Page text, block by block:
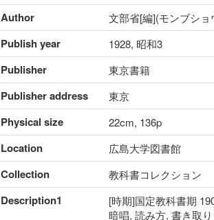
Author 文部省[編](モンブショ
Publish year 1928, 昭和3
Publisher 東京書籍
Publisher address 東京
Physical size 22cm, 136p
Location 広島大学図書館
Collection 教科書コレクション
Description1
[時期]国定教科書期
暗唱, 読み方, 書き取